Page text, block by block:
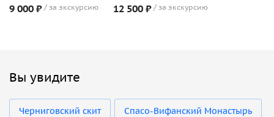
9 000 ₽ за экскурсию 12 500 ₽ за экскурсию
Вы увидите
Черниговский скит Спасо-Вифанский Монастырь